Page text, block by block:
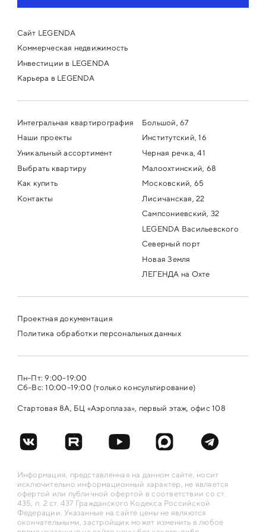
Сайт LEGENDA
Коммерческая недвижимость
Инвестиции в LEGENDA
Карьера в LEGENDA
Интегральная квартирография
Наши проекты
Уникальный ассортимент
Выбрать квартиру
Как купить
Контакты
Большой, 67
Институтский, 16
Черная речка, 41
Малоохтинский, 68
Московский, 65
Лисичанская, 22
Сампсониевский, 32
LEGENDA Васильевского
Северный порт
Новая Земля
ЛЕГЕНДА на Охте
Проектная документация
Политика обработки персональных данных
Информация, представленная на данном сайте, носит
исключительно информационный характер, не является
офертой или публичной офертой в соответствии со ст.
435, п. 2 ст. 437 Гражданского Кодекса Российской
Федерации. Указанные на сайте цены не являются
окончательными, застройщик может изменить в любое
Пн–Пт: 9:00–19:00
Сб–Вс: 10:00–19:00 (только консультирование)
Стартовая 8А, БЦ «Аэроплаза», первый этаж, офис 108